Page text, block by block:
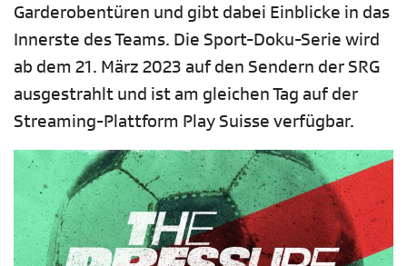
Garderobentüren und gibt dabei Einblicke in das
Innerste des Teams. Die Sport-Doku-Serie wird
ab dem 21. März 2023 auf den Sendern der SRG
ausgestrahlt und ist am gleichen Tag auf der
Streaming-Plattform Play Suisse verfügbar.